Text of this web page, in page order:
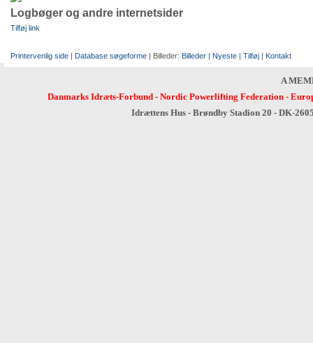
Logbøger og andre internetsider
Tilføj link
Printervenlig side | Database søgeforme | Billeder: Billeder | Nyeste | Tilføj | Kontakt
A
Danmarks Idræts-Forbund- Nordic Powerlifting Federation-
Idrættens Hus - Brøndby Stadion 20 - DK-